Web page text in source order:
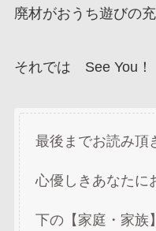
廃材がおうち遊びの
それでは See You！
最後までお読み頂
心優しきあなたに
下の【家庭・家族